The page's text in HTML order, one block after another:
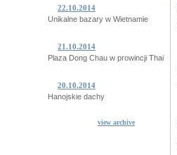
22.10.2014
Unikalne bazary w Wietnamie
21.10.2014
Plaza Dong Chau w prowincji Thai Binh
20.10.2014
Hanojskie dachy
view archive